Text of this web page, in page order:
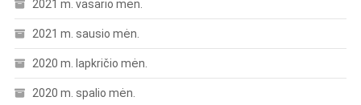
2021 m. vasario mėn.
2021 m. sausio mėn.
2020 m. lapkričio mėn.
2020 m. spalio mėn.